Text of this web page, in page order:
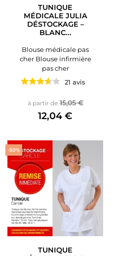
TUNIQUE
MÉDICALE JULIA
DÉSTOCKAGE –
BLANC...
Blouse médicale pas
cher Blouse infirmière
pas cher
21 avis
à partir de Prix de base
15,05 €Prix
12,04 €
TUNIQUE
-50%